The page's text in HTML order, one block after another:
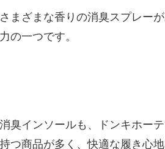
まざまな香りの消臭スプレー
の一つです。
臭インソールも、ドンキホー
つ商品が多く、快適な履き心地